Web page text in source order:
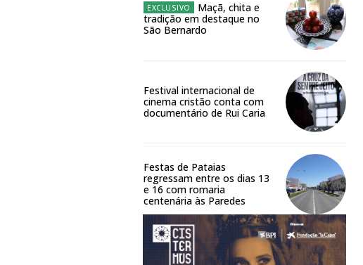
Maçã, chita e
tradição em destaque no
São Bernardo
Festival internacional de
cinema cristão conta com
documentário de Rui Caria
Festas de Pataias
regressam entre os dias 13
e 16 com romaria
centenária às Paredes